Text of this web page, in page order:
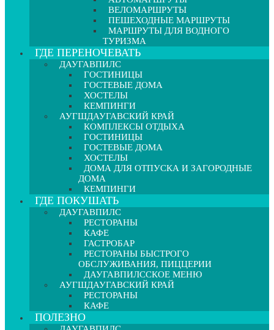
ВЕЛОМАРШРУТЫ
ПЕШЕХОДНЫЕ МАРШРУТЫ
МАРШРУТЫ ДЛЯ ВОДНОГО
ТУРИЗМА
ГДЕ ПЕРЕНОЧЕВАТЬ
ДАУГАВПИЛС
ГОСТИНИЦЫ
ГОСТЕВЫЕ ДОМА
ХОСТЕЛЫ
КЕМПИНГИ
АУГШДАУГАВСКИЙ КРАЙ
КОМПЛЕКСЫ ОТДЫХА
ГОСТИНИЦЫ
ГОСТЕВЫЕ ДОМА
ХОСТЕЛЫ
ДОМА ДЛЯ ОТПУСКА И ЗАГОРОДНЫЕ
ДОМА
КЕМПИНГИ
ГДЕ ПОКУШАТЬ
ДАУГАВПИЛС
РЕСТОРАНЫ
КАФЕ
ГАСТРОБАР
РЕСТОРАНЫ БЫСТРОГО
ОБСЛУЖИВАНИЯ, ПИЦЦЕРИИ
ДАУГАВПИЛССКОЕ МЕНЮ
АУГШДАУГАВСКИЙ КРАЙ
РЕСТОРАНЫ
КАФЕ
ПОЛЕЗНО